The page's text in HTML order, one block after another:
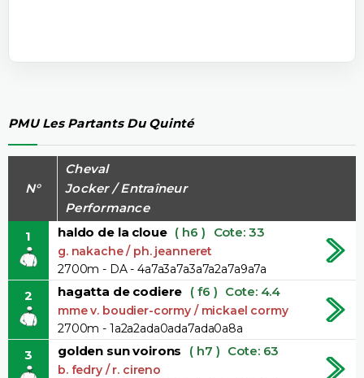
PMU Les Partants Du Quinté
N°
Cheval
Jocker / Entraîneur
Performance
1
haldo de la cloue ( h6 ) Cote: 33
g. nakache / ph. jeanneret
2700m - DA - 4a7a3a7a3a7a2a7a9a7a
2 hagatta de codiere ( f6 ) Cote: 4.4
mme v. boudier-cormy / mickael cormy
2700m - 1a2a2ada0ada7ada0a8a
3 golden sun voirons ( h7 ) Cote: 63
b. fedry / r. cireno